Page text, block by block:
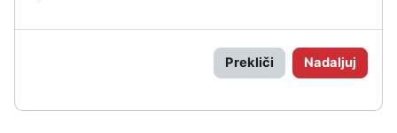
Prekliči Nadaljuj